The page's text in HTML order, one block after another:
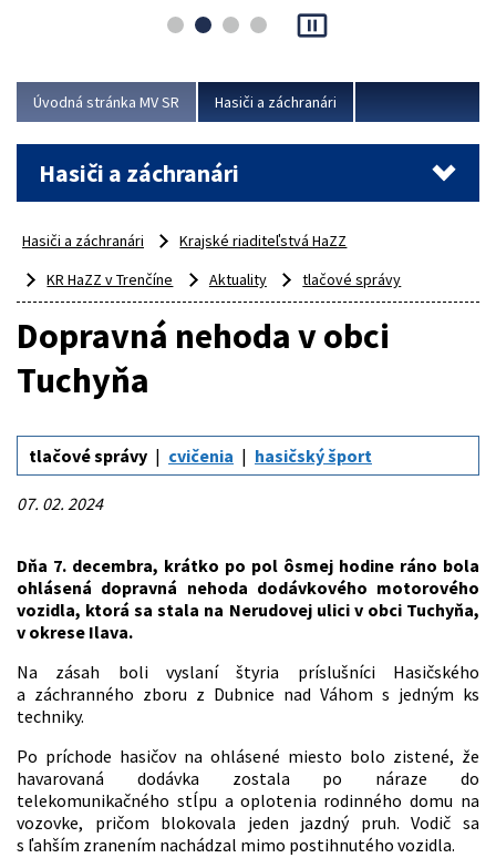
pause_presentation
Úvodná stránka MV SR Hasiči a záchranári
Hasiči a záchranári
Hasiči a záchranári
Krajské riaditeľstvá HaZZ
KR HaZZ v Trenčíne
Aktuality tlačové správy
Dopravná nehoda v obci
Tuchyňa
tlačové správy cvičenia hasičský šport
07. 02. 2024
Dňa 7. decembra, krátko po pol ôsmej hodine ráno bola
ohlásená dopravná nehoda dodávkového motorového
vozidla, ktorá sa stala na Nerudovej ulici v obci Tuchyňa,
v okrese Ilava.
Na zásah boli vyslaní štyria príslušníci Hasičského
a záchranného zboru z Dubnice nad Váhom s jedným ks
techniky.
Po príchode hasičov na ohlásené miesto bolo zistené, že
havarovaná dodávka zostala po náraze do
telekomunikačného stĺpu a oplotenia rodinného domu na
vozovke, pričom blokovala jeden jazdný pruh. Vodič sa
s ľahším zranením nachádzal mimo postihnutého vozidla.